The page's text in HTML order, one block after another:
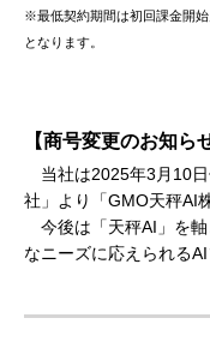
※最低契約期間は初回課金開
となります。
【商号変更のお知ら
当社は2025年3月10
社」より「GMO天秤AI
今後は「天秤AI」を軸
なニーズに応えられる